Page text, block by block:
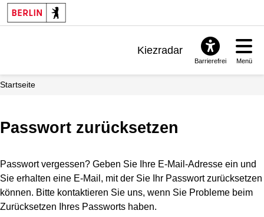
Kiezradar
Barrierefrei Menü
Startseite
Passwort zurücksetzen
Passwort vergessen? Geben Sie Ihre E-Mail-Adresse ein und
Sie erhalten eine E-Mail, mit der Sie Ihr Passwort zurücksetzen
können. Bitte kontaktieren Sie uns, wenn Sie Probleme beim
Zurücksetzen Ihres Passworts haben.